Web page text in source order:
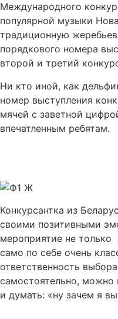
Международного
популярной музыки
традиционную
порядкового номера
второй и третий
Ни кто иной, как
номер выступления
мячей с заветной
впечатленным ребятам.
Конкурсантка из
своими позитивными
мероприятие не
само по себе очень
ответственность
самостоятельно, можно
и думать: «ну зачем я